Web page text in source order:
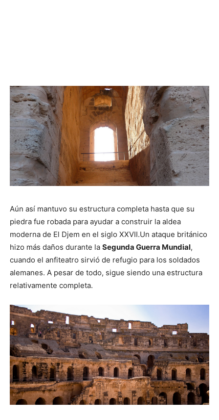
Aún así mantuvo su estructura completa hasta que su
piedra fue robada para ayudar a construir la aldea
moderna de El Djem en el siglo XXVII.Un ataque británico
hizo más daños durante la Segunda Guerra Mundial,
cuando el anfiteatro sirvió de refugio para los soldados
alemanes. A pesar de todo, sigue siendo una estructura
relativamente completa.